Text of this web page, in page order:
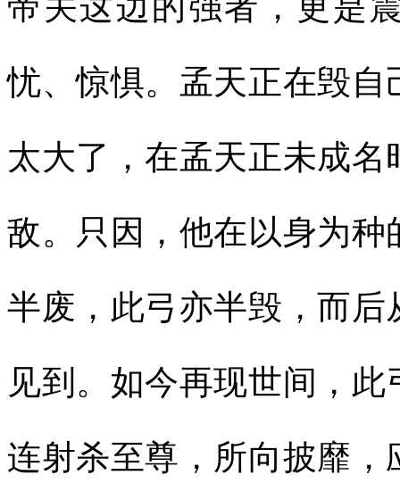
忧、惊惧。孟天正在毁
太大了，在孟天正未成
敌。只因，他在以身为
半废，此弓亦半毁，而
见到。如今再现世间，
连射杀至尊，所向披靡